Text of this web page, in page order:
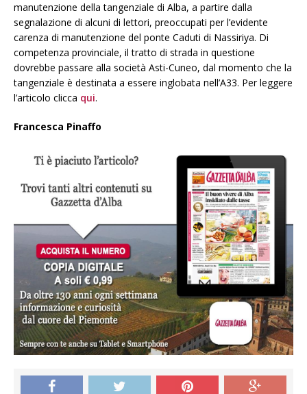
manutenzione della tangenziale di Alba, a partire dalla
segnalazione di alcuni di lettori, preoccupati per l’evidente
carenza di manutenzione del ponte Caduti di Nassiriya. Di
competenza provinciale, il tratto di strada in questione
dovrebbe passare alla società Asti-Cuneo, dal momento che la
tangenziale è destinata a essere inglobata nell’A33. Per leggere
l’articolo clicca qui.
Francesca Pinaffo